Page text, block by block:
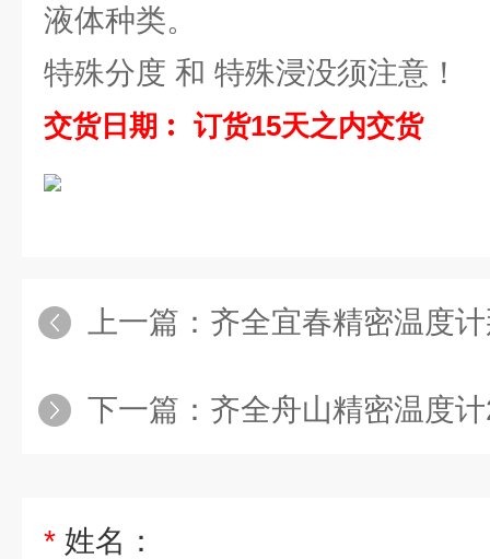
液体种类。
特殊分度 和 特殊浸没须注意！
交货日期︰ 订货15天之内交货
上一篇： 齐全宜春精密温度
下一篇： 齐全舟山精密温度
* 姓名：